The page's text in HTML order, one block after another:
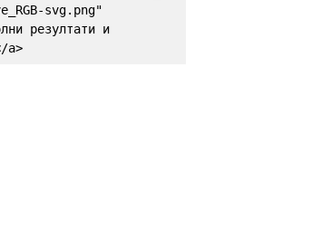
svg.png"
резултати и
a>